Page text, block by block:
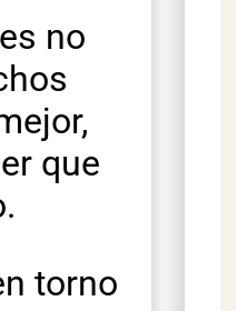
no
que
torno